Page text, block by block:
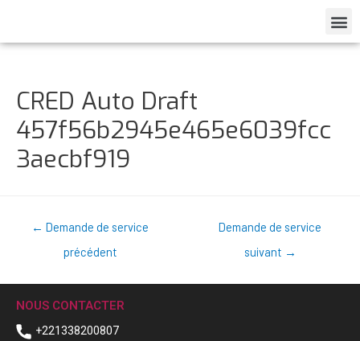
CRED Auto Draft
457f56b2945e465e6039fcc
3aecbf919
← Demande de service
précédent
Demande de service
suivant →
NOUS CONTACTER
+221338200807